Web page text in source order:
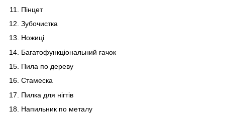
Пінцет
Зубочистка
Ножиці
Багатофункціональний гачок
Пила по дереву
Стамеска
Пилка для нігтів
Напильник по металу